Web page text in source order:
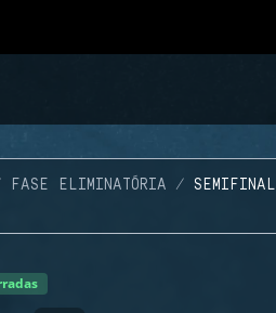
FASE ELIMINATÓRIA SEMIFINAL